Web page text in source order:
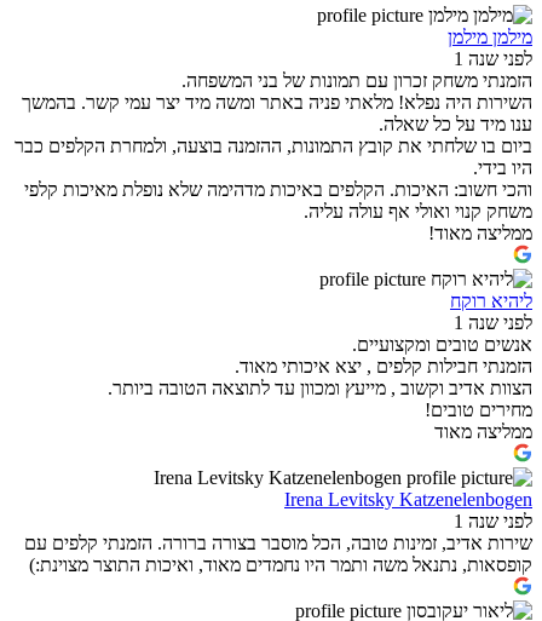
מילמן מילמן
לפני שנה 1
הזמנתי משחק זכרון עם תמונות של בני המשפחה.
השירות היה נפלא! מלאתי פניה באתר ומשה מיד יצר עמי קשר. בהמשך
ענו מיד על כל שאלה.
ביום בו שלחתי את קובץ התמונות, ההזמנה בוצעה, ולמחרת הקלפים כבר
היו בידי.
והכי חשוב: האיכות. הקלפים באיכות מדהימה שלא נופלת מאיכות קלפי
משחק קנוי ואולי אף עולה עליה.
ממליצה מאוד!
ליהיא רוקח
לפני שנה 1
אנשים טובים ומקצועיים.
הזמנתי חבילות קלפים , יצא איכותי מאוד.
הצוות אדיב וקשוב , מייעץ ומכוון עד לתוצאה הטובה ביותר.
מחירים טובים!
ממליצה מאוד
Irena Levitsky Katzenelenbogen
לפני שנה 1
שירות אדיב, זמינות טובה, הכל מוסבר בצורה ברורה. הזמנתי קלפים עם
קופסאות, נתנאל משה ותמר היו נחמדים מאוד, ואיכות התוצר מצוינת:)